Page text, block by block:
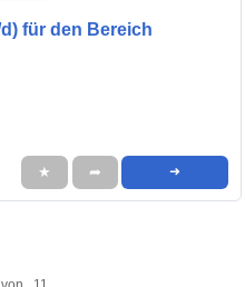
für den Bereich
★ ➦ ➜